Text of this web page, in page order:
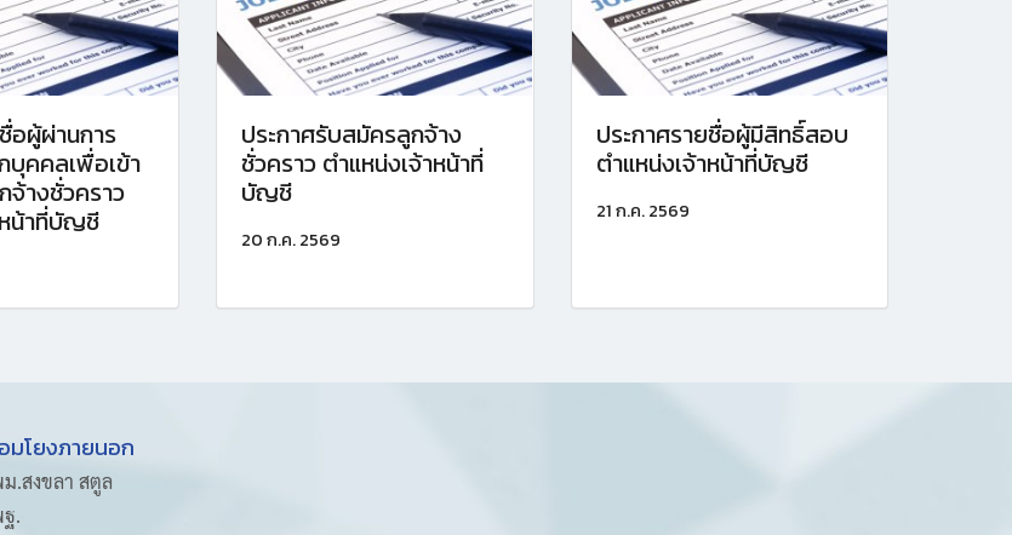
อผู้ผ่านการ
คคลเพื่อเข้า
จ้างชั่วคราว
น้าที่บัญชี
ประกาศรับสมัครลูกจ้าง
ชั่วคราว ตำแหน่งเจ้าหน้าที่
บัญชี
20 ก.ค. 2569
ประกาศรายชื่อผู้มีสิทธิ์สอบ
ตำแหน่งเจ้าหน้าที่บัญชี
21 ก.ค. 2569
มโยงภายนอก
.สงขลา สตูล
.